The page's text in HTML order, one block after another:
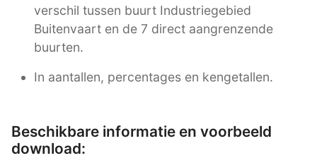
verschil tussen buurt Industriegebied
Buitenvaart en de 7 direct aangrenzende
buurten.
In aantallen, percentages en kengetallen.
Beschikbare informatie en voorbeeld
download: